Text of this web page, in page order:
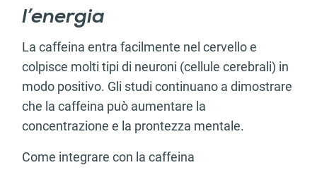
l’energia
La caffeina entra facilmente nel cervello e
colpisce molti tipi di neuroni (cellule cerebrali) in
modo positivo. Gli studi continuano a dimostrare
che la caffeina può aumentare la
concentrazione e la prontezza mentale.
Come integrare con la caffeina